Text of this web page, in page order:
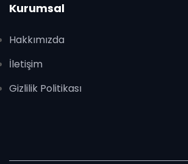
Kurumsal
Hakkımızda
İletişim
Gizlilik Politikası